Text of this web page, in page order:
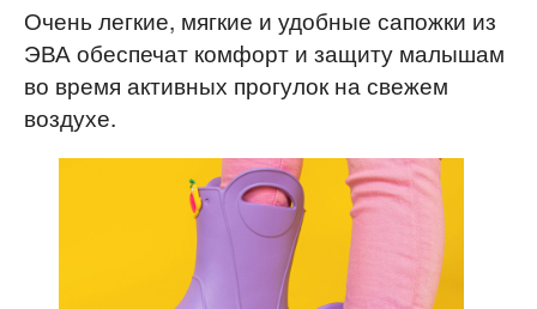
Очень легкие, мягкие и удобные сапожки из
ЭВА обеспечат комфорт и защиту малышам
во время активных прогулок на свежем
воздухе.